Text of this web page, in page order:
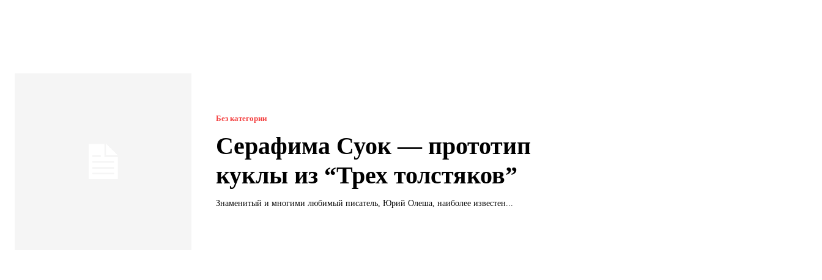
Без категории
Серафима Суок — прототип
куклы из “Трех толстяков”
Знаменитый и многими любимый писатель, Юрий Олеша, наиболее известен...